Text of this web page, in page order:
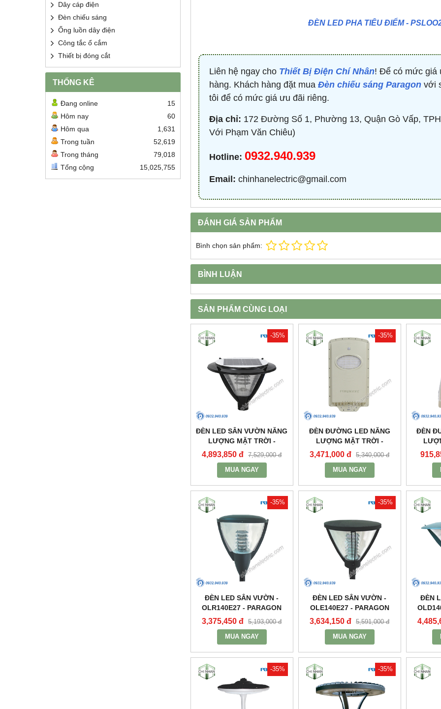
Dây cáp điện
Đèn chiếu sáng
Ống luồn dây điện
Công tắc ổ cắm
Thiết bị đóng cắt
THỐNG KÊ
Đang online
15
Hôm nay
60
Hôm qua
1,631
Trong tuần
52,619
Trong tháng
79,018
Tổng cộng
15,025,755
ĐÈN LED PHA TIÊU ĐIỂM -
Liên hệ ngay cho Thiết Bị Điện Chí Nhân! Để có mức giá
hàng. Khách hàng đặt mua Đèn chiếu sáng Paragon với
tôi để có mức giá ưu đãi riêng.
Địa chỉ: 172 Đường Số 1, Phường 13, Quận Gò Vấp,
Với Phạm Văn Chiêu)
Hotline: 0932.940.939
Email: chinhanelectric@gmail.com
ĐÁNH GIÁ SẢN PHẨM
Bình chọn sản phẩm:
BÌNH LUẬN
SẢN PHẨM CÙNG LOẠI
-35%
ĐÈN LED SÂN VƯỜN NĂNG
LƯỢNG MẶT TRỜI -
PSOGA20L - PARAGON
4,893,850 đ 7,529,000 đ
MUA NGAY
-35%
ĐÈN ĐƯỜNG LED NĂNG
LƯỢNG MẶT TRỜI -
PSOWB1065 - PARAGON
3,471,000 đ 5,340,000 đ
MUA NGAY
ĐÈN
-35%
ĐÈN LED SÂN VƯỜN -
OLR140E27 - PARAGON
3,375,450 đ 5,193,000 đ
MUA NGAY
-35%
ĐÈN LED SÂN VƯỜN -
OLE140E27 - PARAGON
3,634,150 đ 5,591,000 đ
MUA NGAY
ĐÈN
-35% -35%